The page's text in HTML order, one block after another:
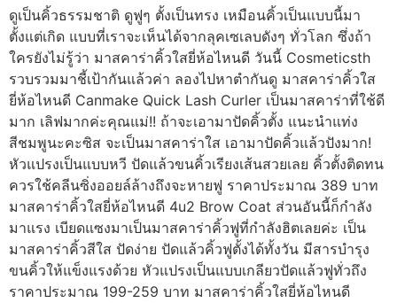
ดูเป็นคิ้วธรรมชาติ ดูฟูๆ ตั้งเป็นทรง เหมือนคิ้วเป็นแบบนี้มา
ตั้งแต่เกิด แบบที่เราจะเห็นได้จากลุคเซเลบดังๆ ทั่วโลก ซึ่งถ้า
ใครยังไม่รู้ว่า มาสคาร่าคิ้วใสยี่ห้อไหนดี วันนี้ Cosmeticsth
รวบรวมมาชี้เป้ากันแล้วค่า ลองไปหาตำกันดู มาสคาร่าคิ้วใส
ยี่ห้อไหนดี Canmake Quick Lash Curler เป็นมาสคาร่าที่ใช้ดี
มาก เลิฟมากค่ะคุณแม่!! ถ้าจะเอามาปัดคิ้วตั้ง แนะนำแท่ง
สีชมพูนะคะซิส จะเป็นมาสคาร่าใส เอามาปัดคิ้วแล้วปังมาก!
หัวแปรงเป็นแบบหวี ปัดแล้วขนคิ้วเรียงเส้นสวยเลย คิ้วตั้งติดทน
ควรใช้คลีนซิ่งออยล์ล้างถึงจะหายฟู ราคาประมาณ 389 บาท
มาสคาร่าคิ้วใสยี่ห้อไหนดี 4u2 Brow Coat ส่วนอันนี้ก็กำลัง
มาแรง เบียดแซงมาเป็นมาสคาร่าคิ้วฟูที่กำลังฮิตเลยค่ะ เป็น
มาสคาร่าคิ้วสีใส ปัดง่าย ปัดแล้วคิ้วฟูตั้งได้ทั้งวัน มีสารบำรุง
ขนคิ้วให้แข็งแรงด้วย หัวแปรงเป็นแบบเกลียวปัดแล้วฟูทั่วถึง
ราคาประมาณ 199-259 บาท มาสคาร่าคิ้วใสยี่ห้อไหนดี